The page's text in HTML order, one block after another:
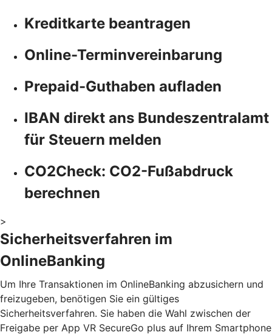
Kreditkarte beantragen
Online-Terminvereinbarung
Prepaid-Guthaben aufladen
IBAN direkt ans Bundeszentralamt
für Steuern melden
CO2Check: CO2-Fußabdruck
berechnen
>
Sicherheitsverfahren im
OnlineBanking
Um Ihre Transaktionen im OnlineBanking abzusichern und
freizugeben, benötigen Sie ein gültiges
Sicherheitsverfahren. Sie haben die Wahl zwischen der
Freigabe per App VR SecureGo plus auf Ihrem Smartphone